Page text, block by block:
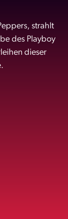
strahlt
des Playboy
dieser